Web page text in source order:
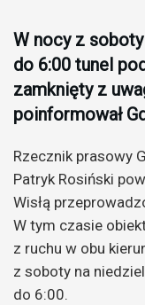
W nocy z
do 6:00 tunel
zamknięty z
poinformował
Rzecznik prasowy
Patryk Rosiński
Wisłą
W tym czasie
z ruchu w obu
z soboty na
do 6:00.